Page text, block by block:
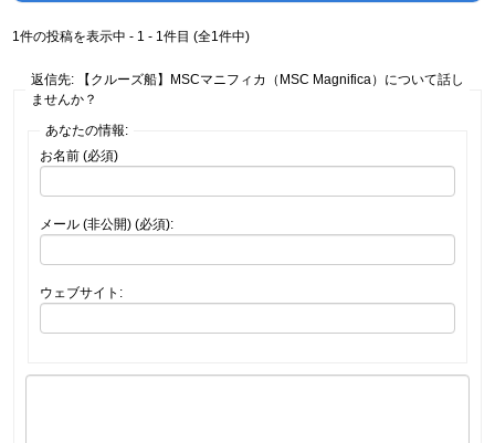
1件の投稿を表示中 - 1 - 1件目 (全1件中)
返信先: 【クルーズ船】MSCマニフィカ（MSC Magnifica）について話し
ませんか？
あなたの情報:
お名前 (必須)
メール (非公開) (必須):
ウェブサイト: